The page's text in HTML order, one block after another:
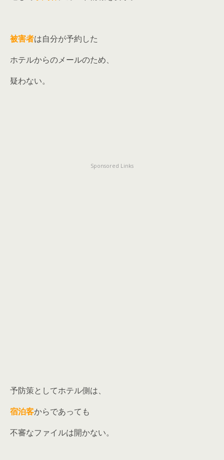
被害者は自分が予約した
ホテルからのメールのため、
疑わない。
Sponsored Links
予防策としてホテル側は、
宿泊客からであっても
不審なファイルは開かない。